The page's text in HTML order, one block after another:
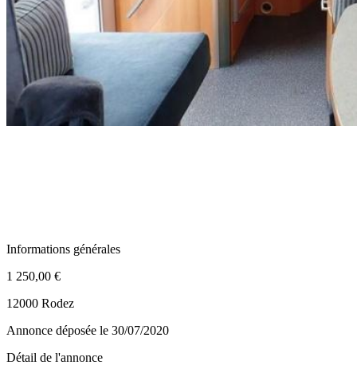
Informations générales
1 250,00 €
12000 Rodez
Annonce déposée le 30/07/2020
Détail de l'annonce